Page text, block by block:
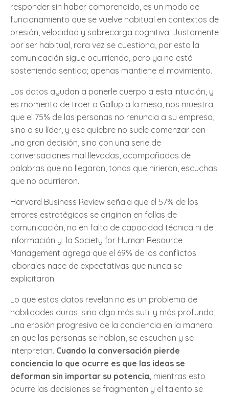
responder sin haber comprendido, es un modo de
funcionamiento que se vuelve habitual en contextos de
presión, velocidad y sobrecarga cognitiva. Justamente
por ser habitual, rara vez se cuestiona, por esto la
comunicación sigue ocurriendo, pero ya no está
sosteniendo sentido; apenas mantiene el movimiento.
Los datos ayudan a ponerle cuerpo a esta intuición, y
es momento de traer a Gallup a la mesa, nos muestra
que el 75% de las personas no renuncia a su empresa,
sino a su líder, y ese quiebre no suele comenzar con
una gran decisión, sino con una serie de
conversaciones mal llevadas, acompañadas de
palabras que no llegaron, tonos que hirieron, escuchas
que no ocurrieron.
Harvard Business Review señala que el 57% de los
errores estratégicos se originan en fallas de
comunicación, no en falta de capacidad técnica ni de
información y la Society for Human Resource
Management agrega que el 69% de los conflictos
laborales nace de expectativas que nunca se
explicitaron.
Lo que estos datos revelan no es un problema de
habilidades duras, sino algo más sutil y más profundo,
una erosión progresiva de la conciencia en la manera
en que las personas se hablan, se escuchan y se
interpretan. Cuando la conversación pierde
conciencia lo que ocurre es que las ideas se
deforman sin importar su potencia, mientras esto
ocurre las decisiones se fragmentan y el talento se